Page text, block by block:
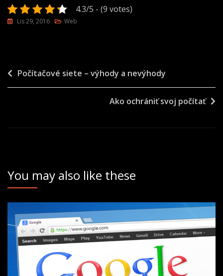
4.3/5 - (9 votes)
Lis 29, 2016 Web
Navigace
pro
Počítačové siete – výhody a nevýhody
Ako ochrániť svoj počítať
You may also like these